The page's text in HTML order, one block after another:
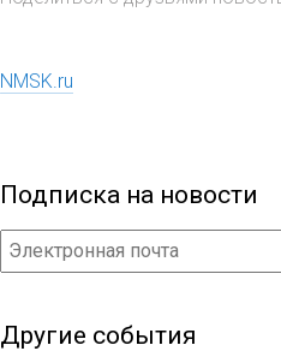
NMSK.ru
Подписка на новости
Другие события